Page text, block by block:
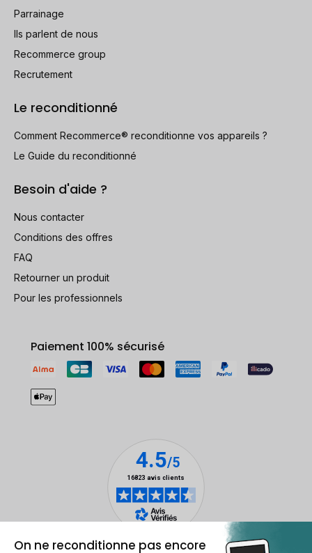
Parrainage
Ils parlent de nous
Recommerce group
Recrutement
Le reconditionné
Comment Recommerce® reconditionne vos appareils ?
Le Guide du reconditionné
Besoin d'aide ?
Nous contacter
Conditions des offres
FAQ
Retourner un produit
Pour les professionnels
Paiement 100% sécurisé